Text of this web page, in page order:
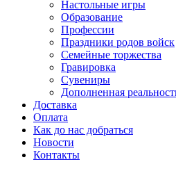
Настольные игры
Образование
Профессии
Праздники родов войск
Семейные торжества
Гравировка
Сувениры
Дополненная
Доставка
Оплата
Как до нас добраться
Новости
Контакты